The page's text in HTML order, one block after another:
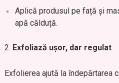
Aplică produsul pe față și
apă călduță.
Exfoliază ușor, dar regulat
Exfolierea ajută la îndepărtarea